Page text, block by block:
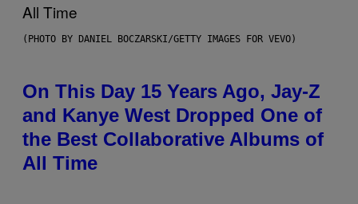
(PHOTO BY DANIEL BOCZARSKI/GETTY IMAGES FOR VEVO)
On This Day 15 Years Ago, Jay-Z
and Kanye West Dropped One of
the Best Collaborative Albums of
All Time